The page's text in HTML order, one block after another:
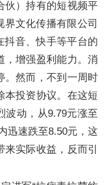
伙）持有的短视频平
文化传播有限公司
抖音、快手等平台的
，增强盈利能力。消
。然而，不到一周时
本投资协议。在这短
波动，从9.79元涨至
迅速跌至8.50元，这
实际收益，反而引